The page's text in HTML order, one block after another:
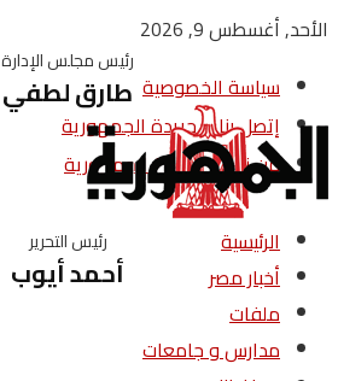
الأحد, أغسطس 9, 2026
سياسة الخصوصية
إتصل بنا – جريدة الجمهورية
من نحن – جريدة الجمهورية
رئيس مجلس الإدارة
طارق لطفي
رئيس التحرير
أحمد أيوب
الرئيسية
أخبار مصر
ملفات
مدارس و جامعات